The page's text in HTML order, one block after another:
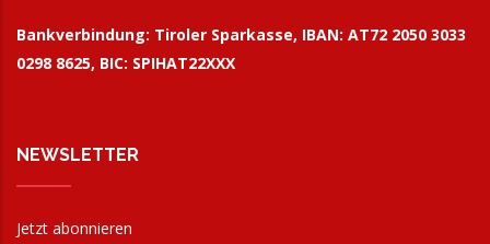
Bankverbindung: Tiroler Sparkasse, IBAN: AT72 2050 3033
0298 8625, BIC: SPIHAT22XXX
NEWSLETTER
Jetzt abonnieren